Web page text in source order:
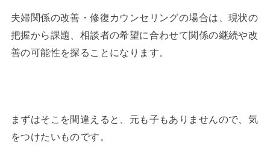
夫婦関係の改善・修復カウンセリングの場合は、現状の
把握から課題、相談者の希望に合わせて関係の継続や改
善の可能性を探ることになります。
まずはそこを間違えると、元も子もありませんので、気
をつけたいものです。